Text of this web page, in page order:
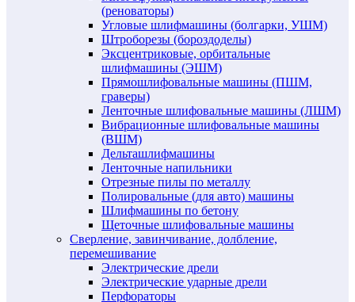
(реноваторы)
Угловые шлифмашины (болгарки, УШМ)
Штроборезы (бороздоделы)
Эксцентриковые, орбитальные
шлифмашины (ЭШМ)
Прямошлифовальные машины (ПШМ,
граверы)
Ленточные шлифовальные машины (ЛШМ)
Вибрационные шлифовальные машины
(ВШМ)
Дельташлифмашины
Ленточные напильники
Отрезные пилы по металлу
Полировальные (для авто) машины
Шлифмашины по бетону
Щеточные шлифовальные машины
Сверление, завинчивание, долбление,
перемешивание
Электрические дрели
Электрические ударные дрели
Перфораторы